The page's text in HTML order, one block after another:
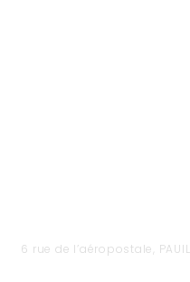
6 rue de l’aéropostale,